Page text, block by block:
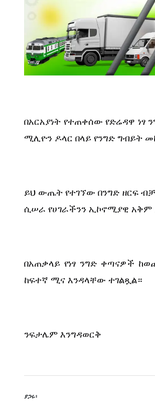
በአርአያነት የተጠቀሰው የድሬዳዋ
ሚሊዮን ዶላር በላይ የንግድ ግብይት
ይህ ውጤት የተገኘው በንግድ ዘርፍ
ሲሠራ የሀገራችንን ኢኮኖሚያዊ
በአጠቃላይ የነፃ ንግድ ቀጣናዎች
ከፍተኛ ሚና እንዳላቸው ተገልጿል።
ንፍታሌም እንግዳወርቅ
ያጋሩ፡